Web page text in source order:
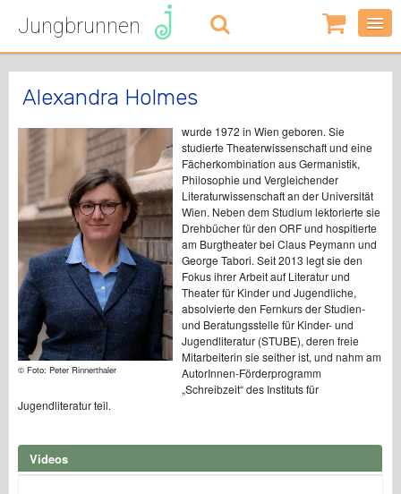
Jungbrunnen
0
Artikel
-
Alexandra Holmes
© Foto: Peter Rinnerthaler
wurde 1972 in Wien geboren. Sie
studierte Theaterwissenschaft und eine
Fächerkombination aus Germanistik,
Philosophie und Vergleichender
Literaturwissenschaft an der Universität
Wien. Neben dem Studium lektorierte sie
Drehbücher für den ORF und hospitierte
am Burgtheater bei Claus Peymann und
George Tabori. Seit 2013 legt sie den
Fokus ihrer Arbeit auf Literatur und
Theater für Kinder und Jugendliche,
absolvierte den Fernkurs der Studien-
und Beratungsstelle für Kinder- und
Jugendliteratur (STUBE), deren freie
Mitarbeiterin sie seither ist, und nahm am
AutorInnen-Förderprogramm
„Schreibzeit“ des Instituts für
Jugendliteratur teil.
Videos